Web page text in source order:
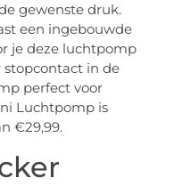
gewenste druk.
een ingebouwde
je deze luchtpomp
in de
perfect voor
Luchtpomp is
€29,99.